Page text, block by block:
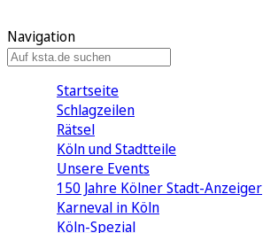
Navigation
Startseite
Schlagzeilen
Rätsel
Köln und Stadtteile
Unsere Events
150 Jahre Kölner Stadt-Anzeiger
Karneval in Köln
Köln-Spezial